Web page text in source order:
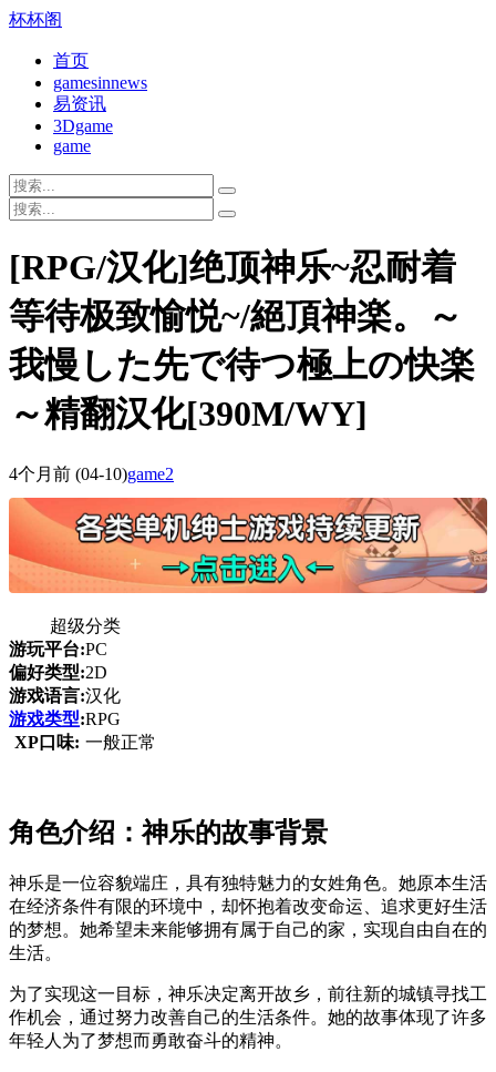
杯杯阁
首页
gamesinnews
易资讯
3Dgame
game
[RPG/汉化]绝顶神乐~忍耐着
等待极致愉悦~/絕頂神楽。～
我慢した先で待つ極上の快楽
～精翻汉化[390M/WY]
4个月前 (04-10)game2
超级分类
游玩平台:PC
偏好类型:2D
游戏语言:汉化
游戏类型:RPG
XP口味: 一般正常
角色介绍：神乐的故事背景
神乐是一位容貌端庄，具有独特魅力的女姓角色。她原本生活
在经济条件有限的环境中，却怀抱着改变命运、追求更好生活
的梦想。她希望未来能够拥有属于自己的家，实现自由自在的
生活。
为了实现这一目标，神乐决定离开故乡，前往新的城镇寻找工
作机会，通过努力改善自己的生活条件。她的故事体现了许多
年轻人为了梦想而勇敢奋斗的精神。